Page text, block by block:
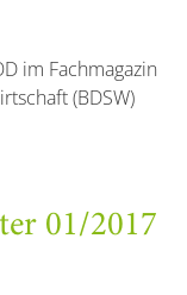
im Fachmagazin
(BDSW)
01/2017